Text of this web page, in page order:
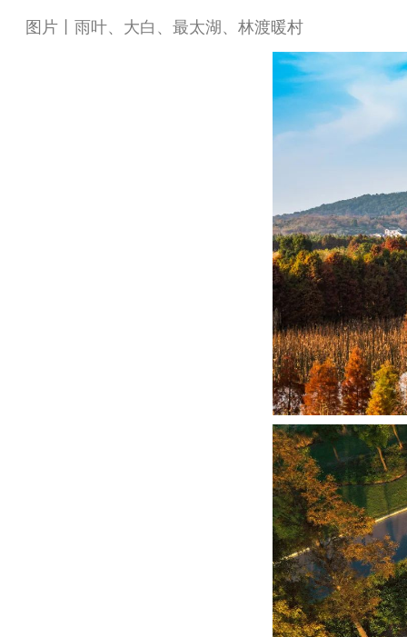
图片丨雨叶、大白、最太湖、林渡暖村